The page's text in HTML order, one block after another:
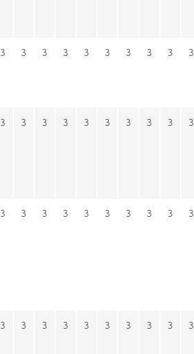
3 3 3 3 3 3 3 3 3 3
3 3 3 3 3 3 3 3 3 3
3 3 3 3 3 3 3 3 3 3
3 3 3 3 3 3 3 3 3 3